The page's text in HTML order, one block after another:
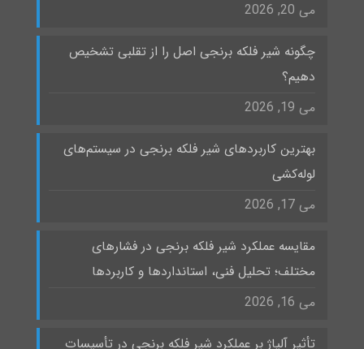
می 20, 2026
چگونه شیر فلکه برنجی اصل را از تقلبی تشخیص
دهیم؟
می 19, 2026
بهترین کاربردهای شیر فلکه برنجی در سیستم‌های
لوله‌کشی
می 17, 2026
مقایسه عملکرد شیر فلکه برنجی در فشارهای
مختلف؛ تحلیل فنی، استانداردها و کاربردها
می 16, 2026
تأثیر آلیاژ بر عملکرد شیر فلکه برنجی در تأسیسات